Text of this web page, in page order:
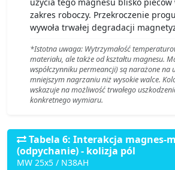
zakres roboczy. Przekroczenie
wywoła trwałej degradacji
*Istotna uwaga: Wytrzymałość
materiału, ale także od kształtu magnesu.
współczynniku permeancji) są narażone na
mniejszym nagrzaniu niż wysokie walce.
wskazuje na możliwość trwałego
konkretnego wymiaru.
Tabela 6: Interakcja magnes-
(odpychanie) - kolizja pól
MW 25x5 / N38AH